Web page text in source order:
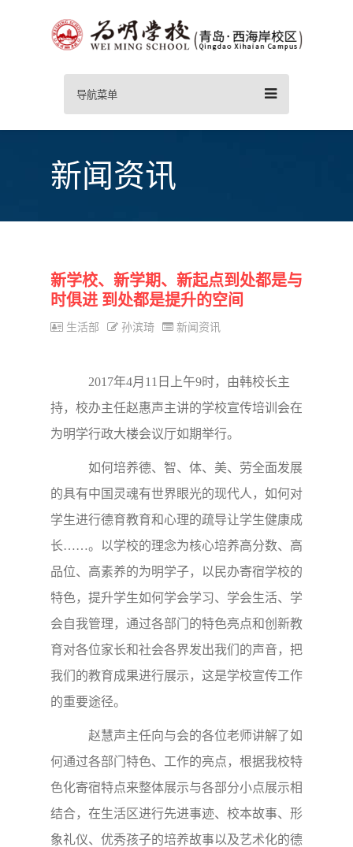
导航菜单
新闻资讯
新学校、新学期、新起点到处都是与
时俱进 到处都是提升的空间
生活部 孙滨琦 新闻资讯
2017年4月11日上午9时，由韩校长主
持，校办主任赵惠声主讲的学校宣传培训会在
为明学行政大楼会议厅如期举行。
如何培养德、智、体、美、劳全面发展
的具有中国灵魂有世界眼光的现代人，如何对
学生进行德育教育和心理的疏导让学生健康成
长……。以学校的理念为核心培养高分数、高
品位、高素养的为明学子，以民办寄宿学校的
特色，提升学生如何学会学习、学会生活、学
会自我管理，通过各部门的特色亮点和创新教
育对各位家长和社会各界发出我们的声音，把
我们的教育成果进行展示，这是学校宣传工作
的重要途径。
赵慧声主任向与会的各位老师讲解了如
何通过各部门特色、工作的亮点，根据我校特
色化寄宿特点来整体展示与各部分小点展示相
结合，在生活区进行先进事迹、校本故事、形
象礼仪、优秀孩子的培养故事以及艺术化的德